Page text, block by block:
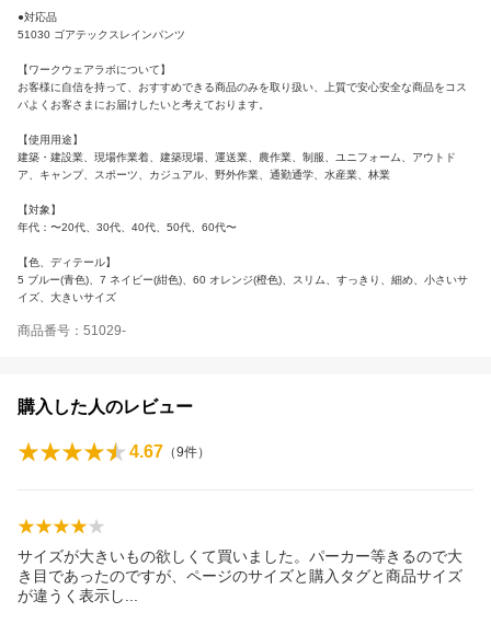
●対応品
51030 ゴアテックスレインパンツ
【ワークウェアラボについて】
お客様に自信を持って、おすすめできる商品のみを取り扱い、上質で安心安全な商品をコス
パよくお客さまにお届けしたいと考えております。
【使用用途】
建築・建設業、現場作業着、建築現場、運送業、農作業、制服、ユニフォーム、アウトド
ア、キャンプ、スポーツ、カジュアル、野外作業、通勤通学、水産業、林業
【対象】
年代：〜20代、30代、40代、50代、60代〜
【色、ディテール】
5 ブルー(青色)、7 ネイビー(紺色)、60 オレンジ(橙色)、スリム、すっきり、細め、小さいサ
イズ、大きいサイズ
商品番号：51029-
購入した人のレビュー
4.67 （9件）
サイズが大きいもの欲しくて買いました。パーカー等きるので大
き目であったのですが、ページのサイズと購入タグと商品サイズ
が違うく表示し